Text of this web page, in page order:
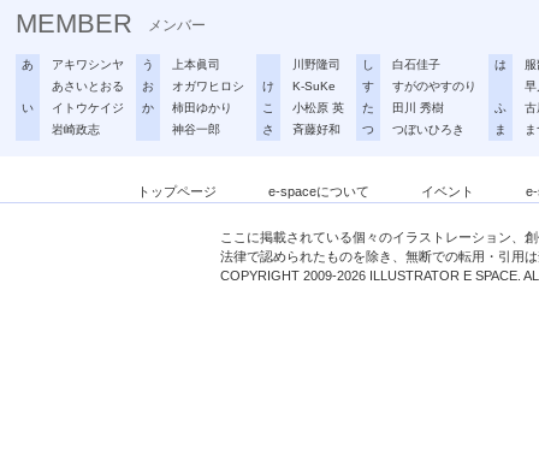
MEMBER メンバー
あ
アキワシンヤ
あさいとおる
い
イトウケイジ
岩崎政志
う
上本眞司
お
オガワヒロシ
か
柿田ゆかり
神谷一郎
川野隆司
け
K-SuKe
こ
小松原 英
さ
斉藤好和
し
白石佳子
す
すがのやすのり
た
田川 秀樹
つ
つぼいひろき
は
早
ふ
古
ま
トップページ e-spaceについて イベント
ここに掲載されている個々のイラストレーション、
法律で認められたものを除き、無断での転用・引用
COPYRIGHT 2009-2026 ILLUSTRATOR E SPACE.